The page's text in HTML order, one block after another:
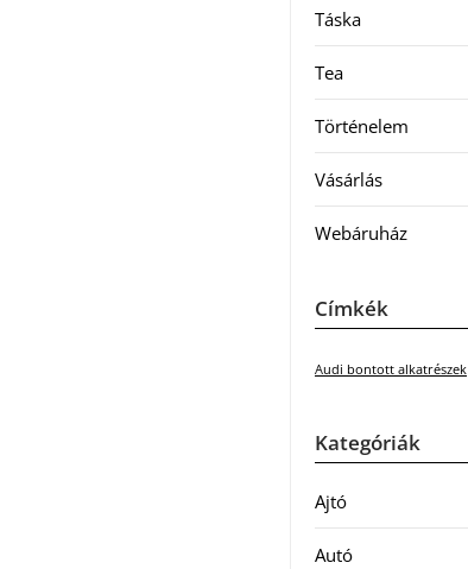
Táska
Tea
Történelem
Vásárlás
Webáruház
Címkék
Audi bontott alkatrészek
Kategóriák
Ajtó
Autó